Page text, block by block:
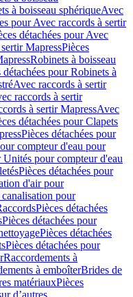
à boisseau sphériqueAvec
pour Avec raccords à sertir
détachées pour Avec
MapressPièces
Robinets à boisseau
détachées pour Robinets à
Avec raccords à sertir
raccords à sertir
à sertir MapressAvec
détachées pour Clapets
Pièces détachées pour
compteur d'eau pour
Unités pour compteur d'eau
Pièces détachées pour
d'air pour
canalisation pour
Pièces détachées
Pièces détachées pour
Pièces détachées
Pièces détachées pour
Raccordements à
à emboîterBrides de
matériauxPièces
d’autres